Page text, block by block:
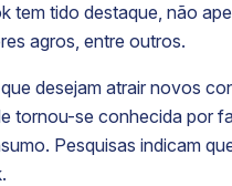
tem tido destaque, não
agros, entre outros.
desejam atrair novos
tornou-se conhecida por
Pesquisas indicam